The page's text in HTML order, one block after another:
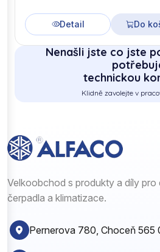
Detail Do
Nenašli jste co jste
technickou
Klidně zavolejte v
Velkoobchod s produkty a díly pro
čerpadla a klimatizace.
Pernerova 780, Choceň 565